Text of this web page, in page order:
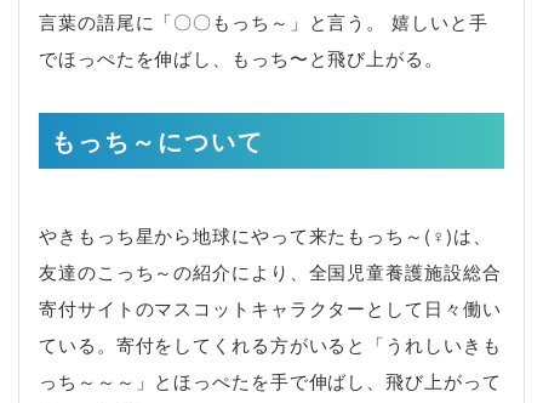
言葉の語尾に「〇〇もっち～」と言う。 嬉しいと手
でほっぺたを伸ばし、もっち〜と飛び上がる。
もっち～について
やきもっち星から地球にやって来たもっち～(♀)は、
友達のこっち～の紹介により、全国児童養護施設総合
寄付サイトのマスコットキャラクターとして日々働い
ている。寄付をしてくれる方がいると「うれしいきも
っち～～～」とほっぺたを手で伸ばし、飛び上がって